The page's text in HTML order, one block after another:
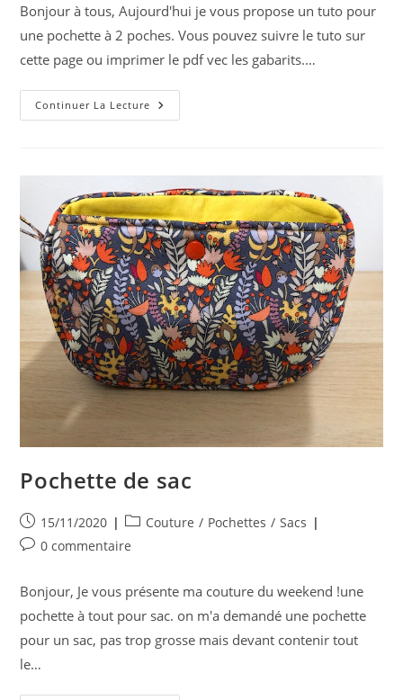
publication :
Bonjour à tous, Aujourd'hui je vous propose un tuto pour
une pochette à 2 poches. Vous pouvez suivre le tuto sur
cette page ou imprimer le pdf vec les gabarits.…
Continuer La Lecture TUTO
POCHETTE
Pochette de sac
Publication
publiée :
15/11/2020
Post
category:
Couture / Pochettes / Sacs
Commentaires
la
publication :
0 commentaire
Bonjour, Je vous présente ma couture du weekend !une
pochette à tout pour sac. on m'a demandé une pochette
pour un sac, pas trop grosse mais devant contenir tout
le…